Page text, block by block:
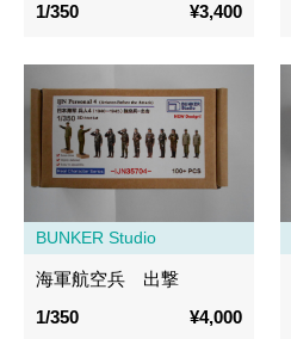
1/350
¥3,400
BUNKER Studio
海軍航空兵 出撃
1/350
¥4,000